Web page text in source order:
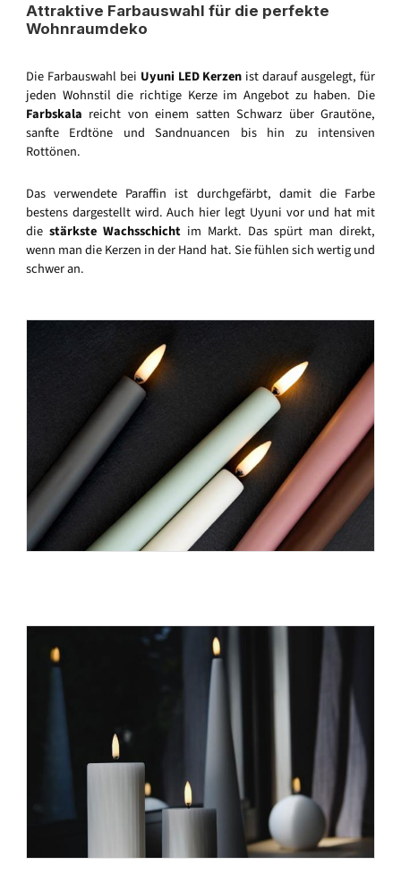
Attraktive Farbauswahl für die perfekte
Wohnraumdeko
Die Farbauswahl bei Uyuni LED Kerzen ist darauf ausgelegt, für
jeden Wohnstil die richtige Kerze im Angebot zu haben. Die
Farbskala reicht von einem satten Schwarz über Grautöne,
sanfte Erdtöne und Sandnuancen bis hin zu intensiven
Rottönen.
Das verwendete Paraffin ist durchgefärbt, damit die Farbe
bestens dargestellt wird. Auch hier legt Uyuni vor und hat mit
die stärkste Wachsschicht im Markt. Das spürt man direkt,
wenn man die Kerzen in der Hand hat. Sie fühlen sich wertig und
schwer an.